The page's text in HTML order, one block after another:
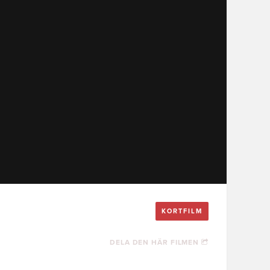
KORTFILM
DELA DEN HÄR FILMEN